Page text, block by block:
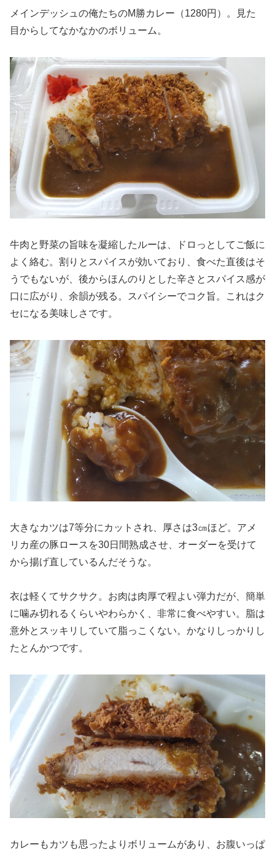
メインデッシュの俺たちのМ勝カレー（1280円）。見た
目からしてなかなかのボリューム。
牛肉と野菜の旨味を凝縮したルーは、ドロっとしてご飯に
よく絡む。割りとスパイスが効いており、食べた直後はそ
うでもないが、後からほんのりとした辛さとスパイス感が
口に広がり、余韻が残る。スパイシーでコク旨。これはク
セになる美味しさです。
大きなカツは7等分にカットされ、厚さは3㎝ほど。アメ
リカ産の豚ロースを30日間熟成させ、オーダーを受けて
から揚げ直しているんだそうな。
衣は軽くてサクサク。お肉は肉厚で程よい弾力だが、簡単
に噛み切れるくらいやわらかく、非常に食べやすい。脂は
意外とスッキリしていて脂っこくない。かなりしっかりし
たとんかつです。
カレーもカツも思ったよりボリュームがあり、お腹いっぱ